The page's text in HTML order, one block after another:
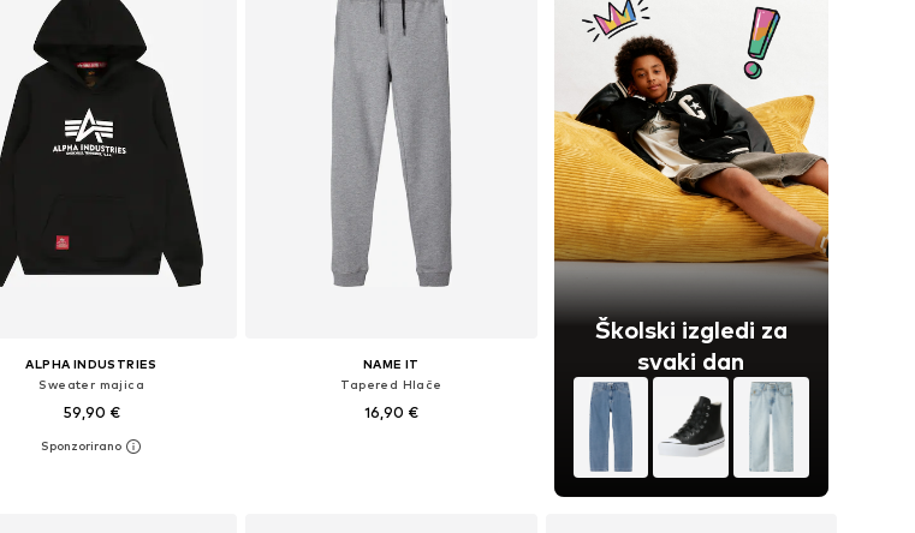
ALPHA INDUSTRIES
Sweater majica
59,90 €
+ 1
Dostupno u više veličina
NAME IT
Tapered Hlače
16,90 €
Školski izgledi za
svaki dan